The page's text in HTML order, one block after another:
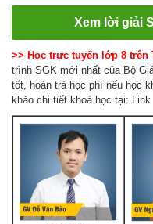
Xem lời giải
>> Học trực tuyến lớp 8 trên
trình SGK mới nhất của Bộ
tốt, hoàn trả học phí nếu học
khảo chi tiết khoá học tại: Link